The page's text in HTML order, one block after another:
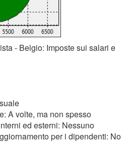
- Belgio: Imposte sui salari e
A volte, ma non spesso
ed esterni: Nessuno
per i dipendenti: No